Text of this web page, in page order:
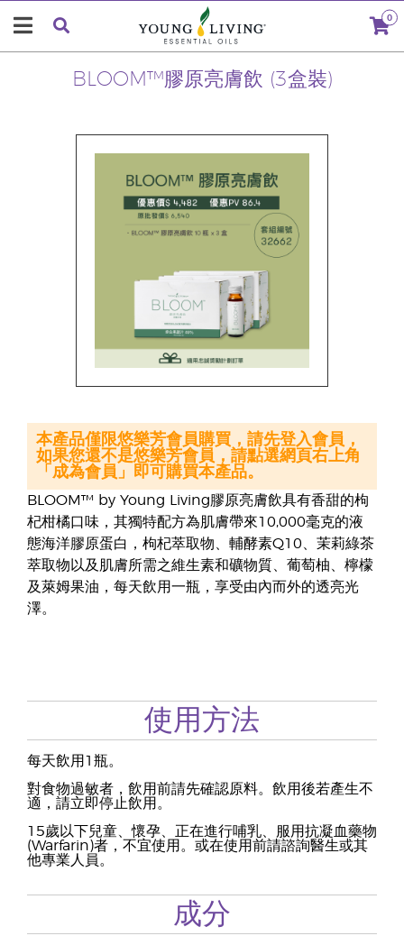
0
BLOOM™膠原亮膚飲 (3盒裝)
BLOOM™ by Young Living膠原亮膚飲具有香甜的枸
杞柑橘口味，其獨特配方為肌膚帶來10,000毫克的液
態海洋膠原蛋白，枸杞萃取物、輔酵素Q10、茉莉綠茶
萃取物以及肌膚所需之維生素和礦物質、葡萄柚、檸檬
及萊姆果油，每天飲用一瓶，享受由內而外的透亮光
澤。
本產品僅限悠樂芳會員購買，請先登入會員，
如果您還不是悠樂芳會員，請點選網頁右上角
「成為會員」即可購買本產品。
使用方法
每天飲用1瓶。
對食物過敏者，飲用前請先確認原料。飲用後若產生不
適，請立即停止飲用。
15歲以下兒童、懷孕、正在進行哺乳、服用抗凝血藥物
(Warfarin)者，不宜使用。或在使用前請諮詢醫生或其
他專業人員。
成分